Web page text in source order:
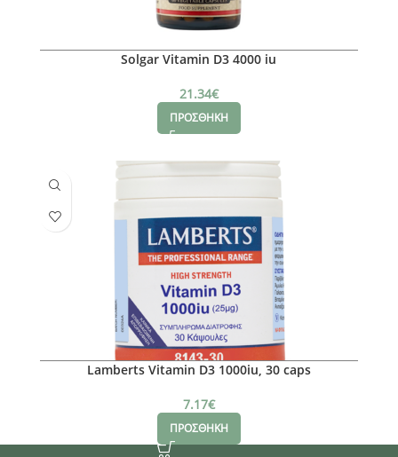
Solgar Vitamin D3 4000 iu
21.34€
ΠΡΟΣΘΗΚΗ
Lamberts Vitamin D3 1000iu, 30 caps
7.17€
ΠΡΟΣΘΗΚΗ